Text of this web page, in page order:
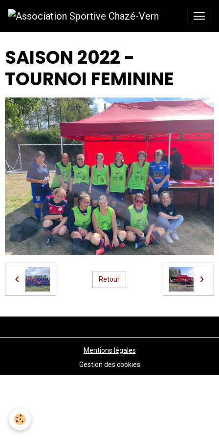
SAISON 2022 -
TOURNOI FEMININE
Retour
Mentions légales
Gestion des cookies